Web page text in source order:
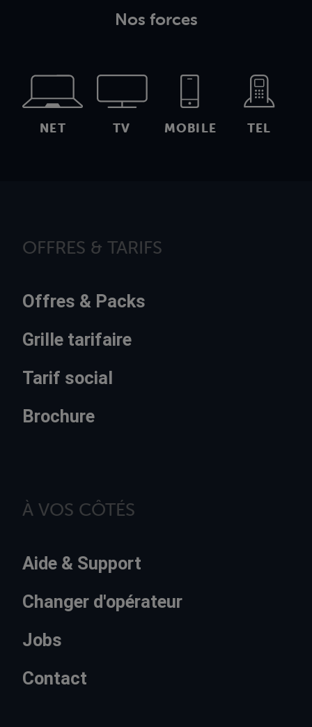
Nos forces
NET TV MOBILE TEL
OFFRES & TARIFS
Offres & Packs
Grille tarifaire
Tarif social
Brochure
À VOS CÔTÉS
Aide & Support
Changer d'opérateur
Jobs
Contact